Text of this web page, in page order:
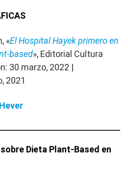
«El Hospital Hayek primero en
based», Editorial Cultura
30 marzo, 2022 |
2021
Dieta Plant-Based en